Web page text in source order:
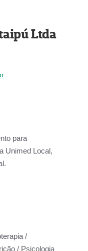
Ltda
para
Unimed Local,
/
/ Psicologia